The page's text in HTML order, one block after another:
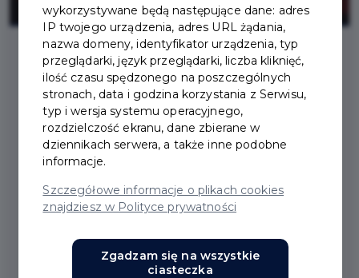
2021-03-23
PAKIET 50 MASECZEK
NA JEDNO
GOSPODARSTWO
DOMOWE
wykorzystywane będą następujące dane: adres
IP twojego urządzenia, adres URL żądania,
nazwa domeny, identyfikator urządzenia, typ
przeglądarki, język przeglądarki, liczba kliknięć,
ilość czasu spędzonego na poszczególnych
stronach, data i godzina korzystania z Serwisu,
typ i wersja systemu operacyjnego,
rozdzielczość ekranu, dane zbierane w
dziennikach serwera, a także inne podobne
informacje.
Szczegółowe informacje o plikach cookies
znajdziesz w Polityce prywatności
Zgadzam się na wszystkie
ciasteczka